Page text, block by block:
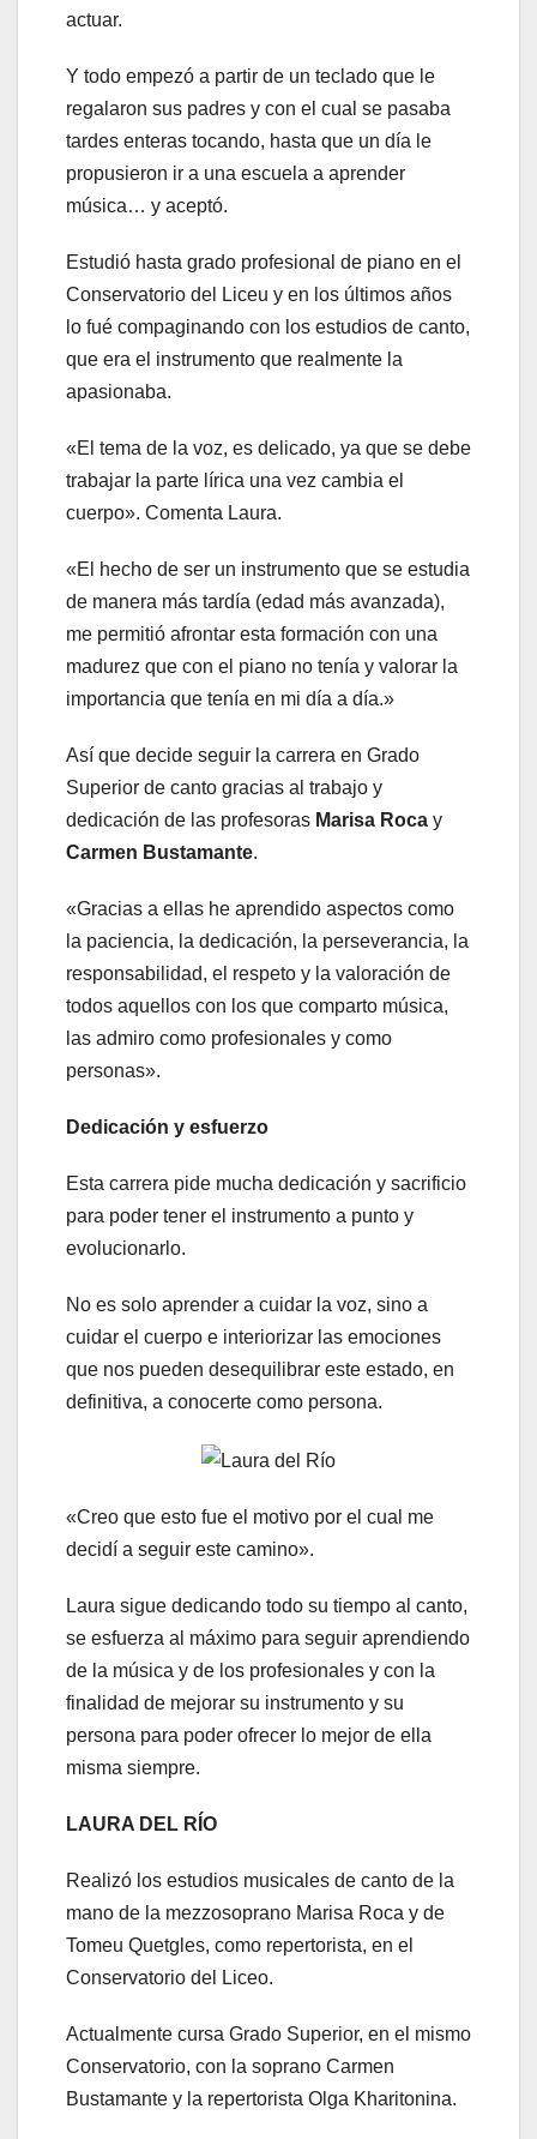
actuar.
Y todo empezó a partir de un teclado que le
regalaron sus padres y con el cual se pasaba
tardes enteras tocando, hasta que un día le
propusieron ir a una escuela a aprender
música… y aceptó.
Estudió hasta grado profesional de piano en el
Conservatorio del Liceu y en los últimos años
lo fué compaginando con los estudios de canto,
que era el instrumento que realmente la
apasionaba.
«El tema de la voz, es delicado, ya que se debe
trabajar la parte lírica una vez cambia el
cuerpo». Comenta Laura.
«El hecho de ser un instrumento que se estudia
de manera más tardía (edad más avanzada),
me permitió afrontar esta formación con una
madurez que con el piano no tenía y valorar la
importancia que tenía en mi día a día.»
Así que decide seguir la carrera en Grado
Superior de canto gracias al trabajo y
dedicación de las profesoras Marisa Roca y
Carmen Bustamante.
«Gracias a ellas he aprendido aspectos como
la paciencia, la dedicación, la perseverancia, la
responsabilidad, el respeto y la valoración de
todos aquellos con los que comparto música,
las admiro como profesionales y como
personas».
Dedicación y esfuerzo
Esta carrera pide mucha dedicación y sacrificio
para poder tener el instrumento a punto y
evolucionarlo.
No es solo aprender a cuidar la voz, sino a
cuidar el cuerpo e interiorizar las emociones
que nos pueden desequilibrar este estado, en
definitiva, a conocerte como persona.
«Creo que esto fue el motivo por el cual me
decidí a seguir este camino».
Laura sigue dedicando todo su tiempo al canto,
se esfuerza al máximo para seguir aprendiendo
de la música y de los profesionales y con la
finalidad de mejorar su instrumento y su
persona para poder ofrecer lo mejor de ella
misma siempre.
LAURA DEL RÍO
Realizó los estudios musicales de canto de la
mano de la mezzosoprano Marisa Roca y de
Tomeu Quetgles, como repertorista, en el
Conservatorio del Liceo.
Actualmente cursa Grado Superior, en el mismo
Conservatorio, con la soprano Carmen
Bustamante y la repertorista Olga Kharitonina.